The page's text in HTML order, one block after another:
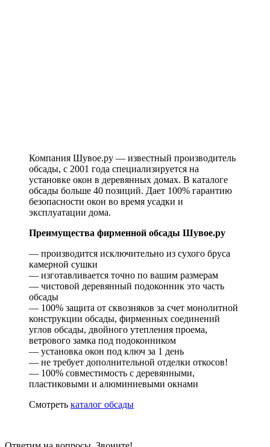
Компания Шувое.ру — известный производитель
обсады, с 2001 года специализируется на
установке окон в деревянных домах. В каталоге
обсады больше 40 позиций. Дает 100% гарантию
безопасности окон во время усадки и
эксплуатации дома.
Преимущества фирменной обсады Шувое.ру
— производится исключительно из сухого бруса
камерной сушки
— изготавливается точно по вашим размерам
— чистовой деревянный подоконник это часть
обсады
— 100% защита от сквозняков за счет монолитной
конструкции обсады, фирменных соединений
углов обсады, двойного утепления проема,
ветрового замка под подоконником
— установка окон под ключ за 1 день
— не требует дополнительной отделки откосов!
— 100% совместимость с деревянными,
пластиковыми и алюминиевыми окнами
Смотреть каталог обсады